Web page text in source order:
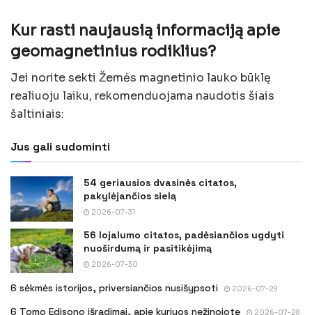
Kur rasti naujausią informaciją apie
geomagnetinius rodiklius?
Jei norite sekti Žemės magnetinio lauko būklę
realiuoju laiku, rekomenduojama naudotis šiais
šaltiniais:
Jus gali sudominti
54 geriausios dvasinės citatos,
pakylėjančios sielą
2026-07-31
56 lojalumo citatos, padėsiančios ugdyti
nuoširdumą ir pasitikėjimą
2026-07-30
6 sėkmės istorijos, priversiančios nusišypsoti 2026-07-29
6 Tomo Edisono išradimai, apie kuriuos nežinojote 2026-07-28